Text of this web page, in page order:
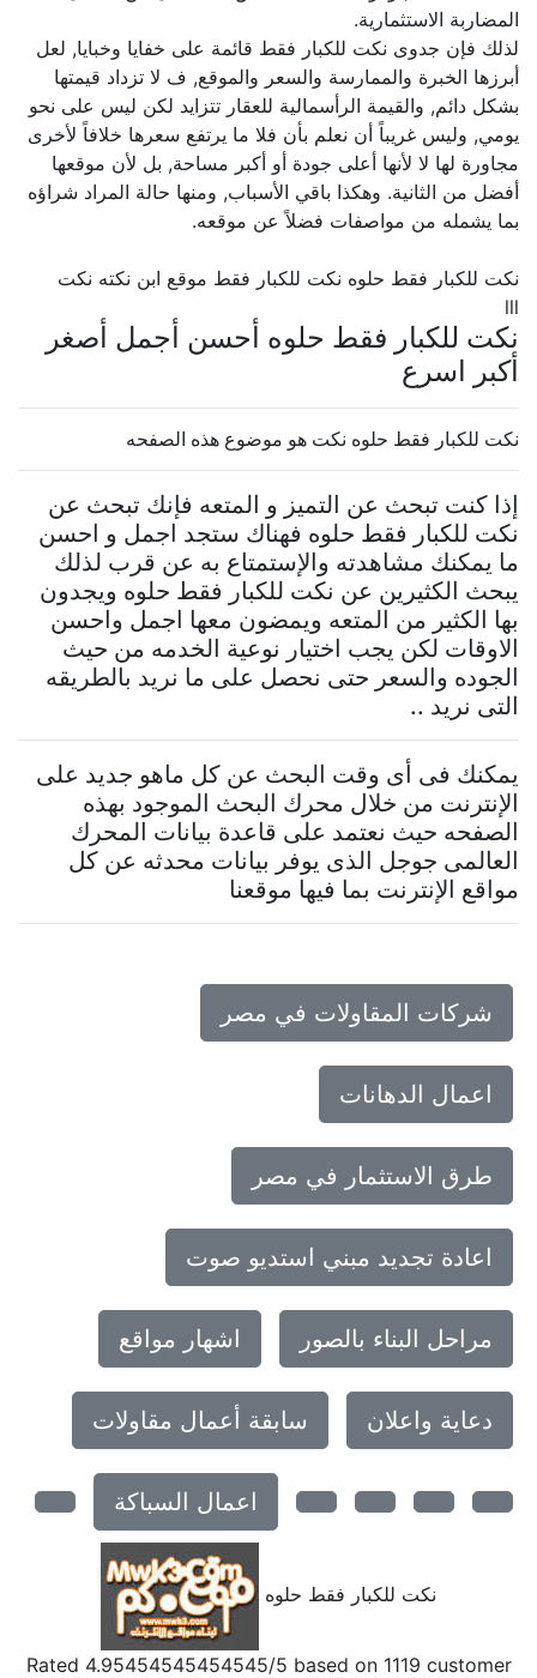
المضاربة الاستثمارية.
لذلك فإن جدوى نكت للكبار فقط قائمة على خفايا وخبايا, لعل
أبرزها الخبرة والممارسة والسعر والموقع, ف لا تزداد قيمتها
بشكل دائم, والقيمة الرأسمالية للعقار تتزايد لكن ليس على نحو
يومي, وليس غريباً أن نعلم بأن فلا ما يرتفع سعرها خلافاً لأخرى
مجاورة لها لا لأنها أعلى جودة أو أكبر مساحة, بل لأن موقعها
أفضل من الثانية. وهكذا باقي الأسباب, ومنها حالة المراد شراؤه
بما يشمله من مواصفات فضلاً عن موقعه.
نكت للكبار فقط حلوه نكت للكبار فقط موقع ابن نكته نكت
نكت للكبار فقط حلوه أحسن أجمل أصغر
أكبر اسرع
نكت للكبار فقط حلوه نكت هو موضوع هذه الصفحه
إذا كنت تبحث عن التميز و المتعه فإنك تبحث عن
نكت للكبار فقط حلوه فهناك ستجد اجمل و احسن
ما يمكنك مشاهدته والإستمتاع به عن قرب لذلك
يبحث الكثيرين عن نكت للكبار فقط حلوه ويجدون
بها الكثير من المتعه ويمضون معها اجمل واحسن
الاوقات لكن يجب اختيار نوعية الخدمه من حيث
الجوده والسعر حتى نحصل على ما نريد بالطريقه
التى نريد ..
يمكنك فى أى وقت البحث عن كل ماهو جديد على
الإنترنت من خلال محرك البحث الموجود بهذه
الصفحه حيث نعتمد على قاعدة بيانات المحرك
العالمى جوجل الذى يوفر بيانات محدثه عن كل
مواقع الإنترنت بما فيها موقعنا
شركات المقاولات في مصر
اعمال الدهانات
طرق الاستثمار في مصر
اعادة تجديد مبني استديو صوت
مراحل البناء بالصور اشهار مواقع
دعاية واعلان سابقة أعمال مقاولات
اعمال السباكة
نكت للكبار فقط حلوه
Rated4.95454545454545/5 based on1119customer